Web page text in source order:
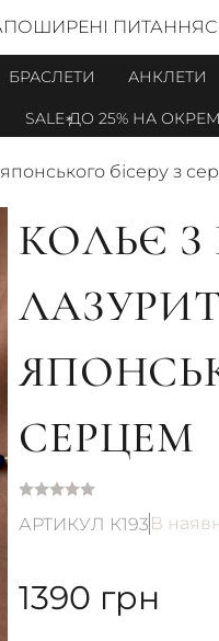
ПОШИРЕНІ ПИТАННЯ
БРАСЛЕТИ АНКЛЕТИ
ДО 25% НА ОКРЕМІ
бісеру з
КОЛЬЄ
СЕРЦЕМ
АРТИКУЛ К193 В
1390 грн